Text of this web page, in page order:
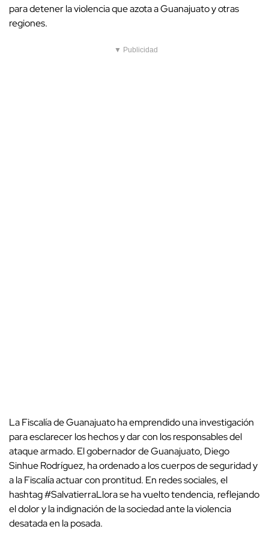
para detener la violencia que azota a Guanajuato y otras
regiones.
▼ Publicidad
La Fiscalía de Guanajuato ha emprendido una investigación
para esclarecer los hechos y dar con los responsables del
ataque armado. El gobernador de Guanajuato, Diego
Sinhue Rodríguez, ha ordenado a los cuerpos de seguridad y
a la Fiscalía actuar con prontitud. En redes sociales, el
hashtag #SalvatierraLlora se ha vuelto tendencia, reflejando
el dolor y la indignación de la sociedad ante la violencia
desatada en la posada.